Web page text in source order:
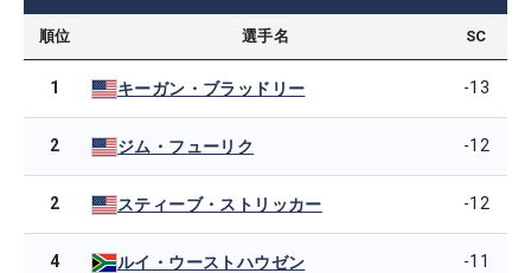
順位 選手名 SC
1 キーガン・ブラッドリー -13
2 ジム・フューリク -12
2 スティーブ・ストリッカー -12
4 ルイ・ウーストハウゼン -11